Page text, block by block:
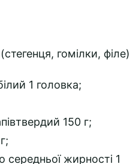
гомілки, філе)
1 головка;
150 г;
середньої жирності 1